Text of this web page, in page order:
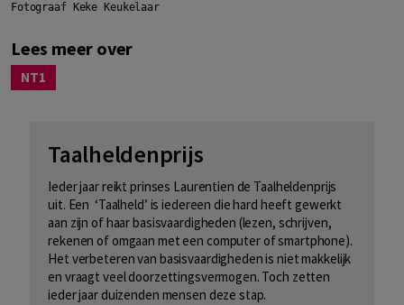
Fotograaf Keke Keukelaar
Lees meer over
NT1
Taalheldenprijs
Ieder jaar reikt prinses Laurentien de Taalheldenprijs
uit. Een ‘Taalheld’ is iedereen die hard heeft gewerkt
aan zijn of haar basisvaardigheden (lezen, schrijven,
rekenen of omgaan met een computer of smartphone).
Het verbeteren van basisvaardigheden is niet makkelijk
en vraagt veel doorzettingsvermogen. Toch zetten
ieder jaar duizenden mensen deze stap.